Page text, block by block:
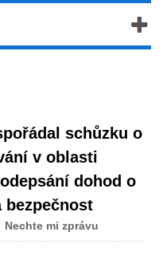
schůzku o
v oblasti
dohod o
bezpečnost
Nechte mi zprávu